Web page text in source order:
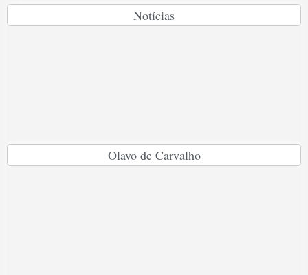
Notícias
Olavo de Carvalho